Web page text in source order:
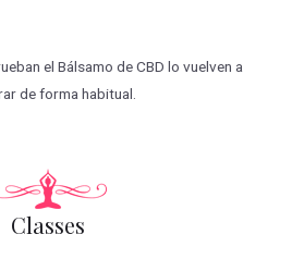
el Bálsamo de CBD lo vuelven a
de forma habitual.
Classes